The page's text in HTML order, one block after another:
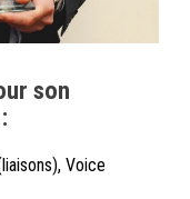
son
Voice